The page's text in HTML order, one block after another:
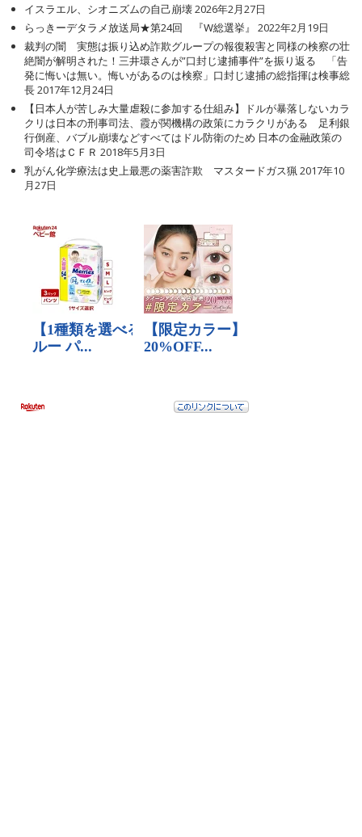
イスラエル、シオニズムの自己崩壊2026年2月27日
らっきーデタラメ放送局★第24回 『W総選挙』
2022年2月19日
裁判の闇 実態は振り込め詐欺グループの報復殺害と同様の検察の壮
絶闇が解明された！三井環さんが”口封じ逮捕事件”を振り返る 「告
発に悔いは無い。悔いがあるのは検察」口封じ逮捕の総指揮は検事総
長2017年12月24日
【日本人が苦しみ大量虐殺に参加する仕組み】ドルが暴落しないカラ
クリは日本の刑事司法、霞が関機構の政策にカラクリがある 足利銀
行倒産、バブル崩壊などすべてはドル防衛のため 日本の金融政策の
司令塔はＣＦＲ 2018年5月3日
乳がん化学療法は史上最悪の薬害詐欺 マスタードガス猟 2017年10
月27日